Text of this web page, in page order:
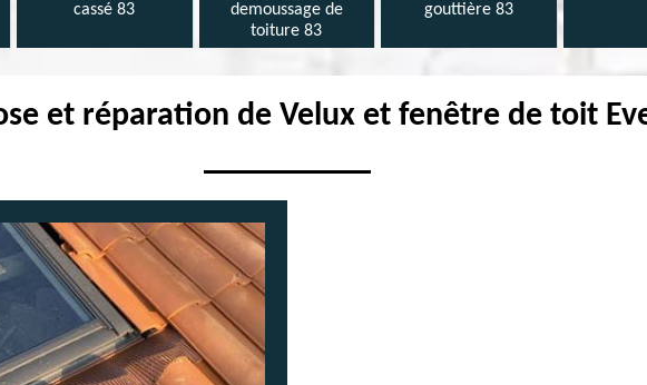
cassé 83
demoussage de
toiture 83
gouttière 83
et réparation de Velux et fenêtre de toit